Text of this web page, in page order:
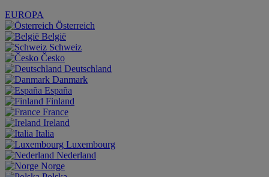
EUROPA
Österreich
België
Schweiz
Česko
Deutschland
Danmark
España
Finland
France
Ireland
Italia
Luxembourg
Nederland
Norge